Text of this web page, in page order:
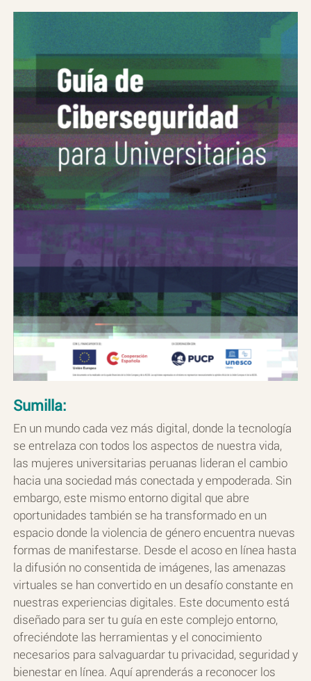
Sumilla:
En un mundo cada vez más digital, donde la tecnología
se entrelaza con todos los aspectos de nuestra vida,
las mujeres universitarias peruanas lideran el cambio
hacia una sociedad más conectada y empoderada. Sin
embargo, este mismo entorno digital que abre
oportunidades también se ha transformado en un
espacio donde la violencia de género encuentra nuevas
formas de manifestarse. Desde el acoso en línea hasta
la difusión no consentida de imágenes, las amenazas
virtuales se han convertido en un desafío constante en
nuestras experiencias digitales. Este documento está
diseñado para ser tu guía en este complejo entorno,
ofreciéndote las herramientas y el conocimiento
necesarios para salvaguardar tu privacidad, seguridad y
bienestar en línea. Aquí aprenderás a reconocer los